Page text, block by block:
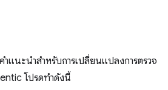
แนะนำสำหรับการเปลี่ยนแปลงการตรวจ
โปรดทำดังนี้